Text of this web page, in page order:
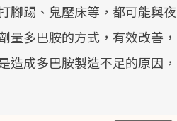
腳踢、鬼壓床等，都可能與夜
量多巴胺的方式，有效改善，
造成多巴胺製造不足的原因，